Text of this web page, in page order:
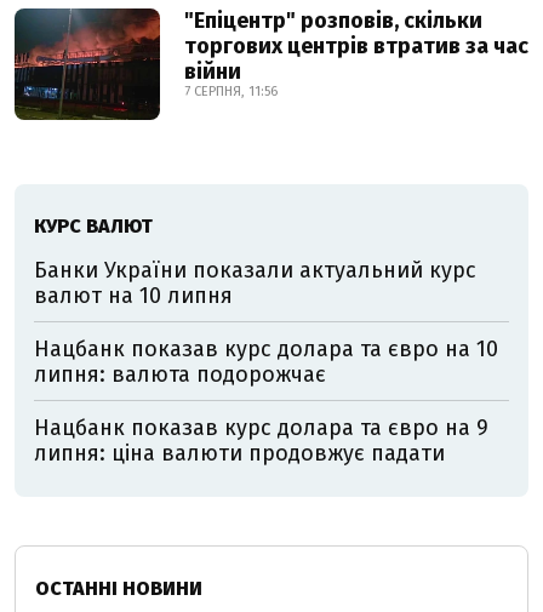
"Епіцентр" розповів, скільки
торгових центрів втратив за час
війни
7 СЕРПНЯ, 11:56
КУРС ВАЛЮТ
Банки України показали актуальний курс
валют на 10 липня
Нацбанк показав курс долара та євро на 10
липня: валюта подорожчає
Нацбанк показав курс долара та євро на 9
липня: ціна валюти продовжує падати
ОСТАННІ НОВИНИ